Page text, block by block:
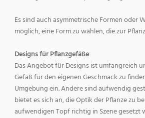
Es sind auch asymmetrische Formen oder
möglich, eine Form zu wählen, die zur
Designs für Pflanzgefäße
Das Angebot für Designs ist umfangreich
Gefäß für den eigenen Geschmack zu
Umgebung ein. Andere sind aufwendig
bietet es sich an, die Optik der Pflanze zu
aufwendigen Topf richtig in Szene gesetzt